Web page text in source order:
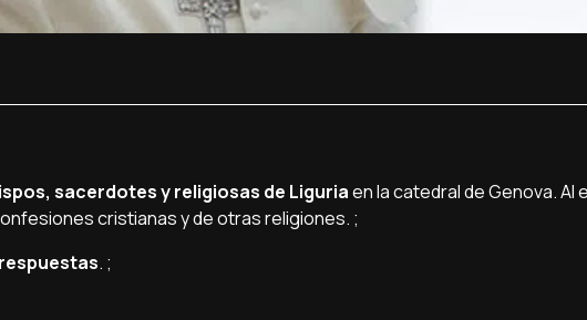
sacerdotes y religiosas de Liguriaen la catedral de Genova. Al
cristianas y de otras religiones. ;
. ;